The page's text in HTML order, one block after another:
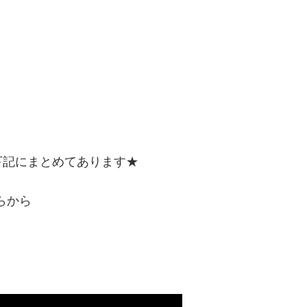
にまとめてあります★
から